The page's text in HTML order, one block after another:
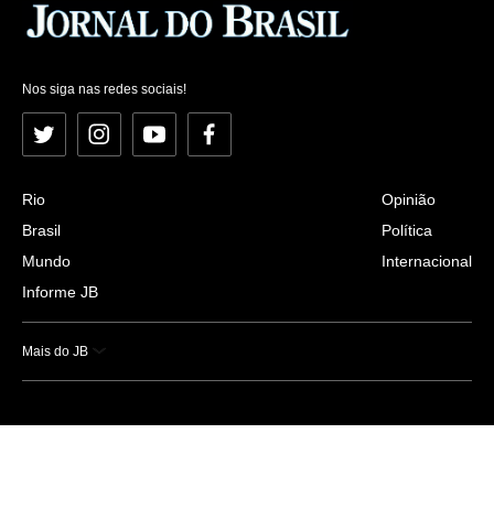
Nos siga nas redes sociais!
Twitter InstagramYouTubeFacebook
Rio
Brasil
Mundo
Informe JB
Opinião
Política
Internacional
Mais do JB
Esportes